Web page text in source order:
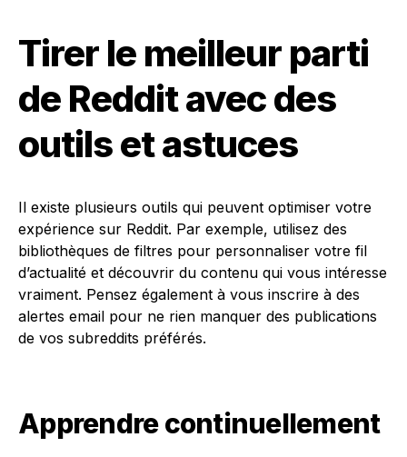
Tirer le meilleur parti
de Reddit avec des
outils et astuces
Il existe plusieurs outils qui peuvent optimiser votre
expérience sur Reddit. Par exemple, utilisez des
bibliothèques de filtres pour personnaliser votre fil
d’actualité et découvrir du contenu qui vous intéresse
vraiment. Pensez également à vous inscrire à des
alertes email pour ne rien manquer des publications
de vos subreddits préférés.
Apprendre continuellement